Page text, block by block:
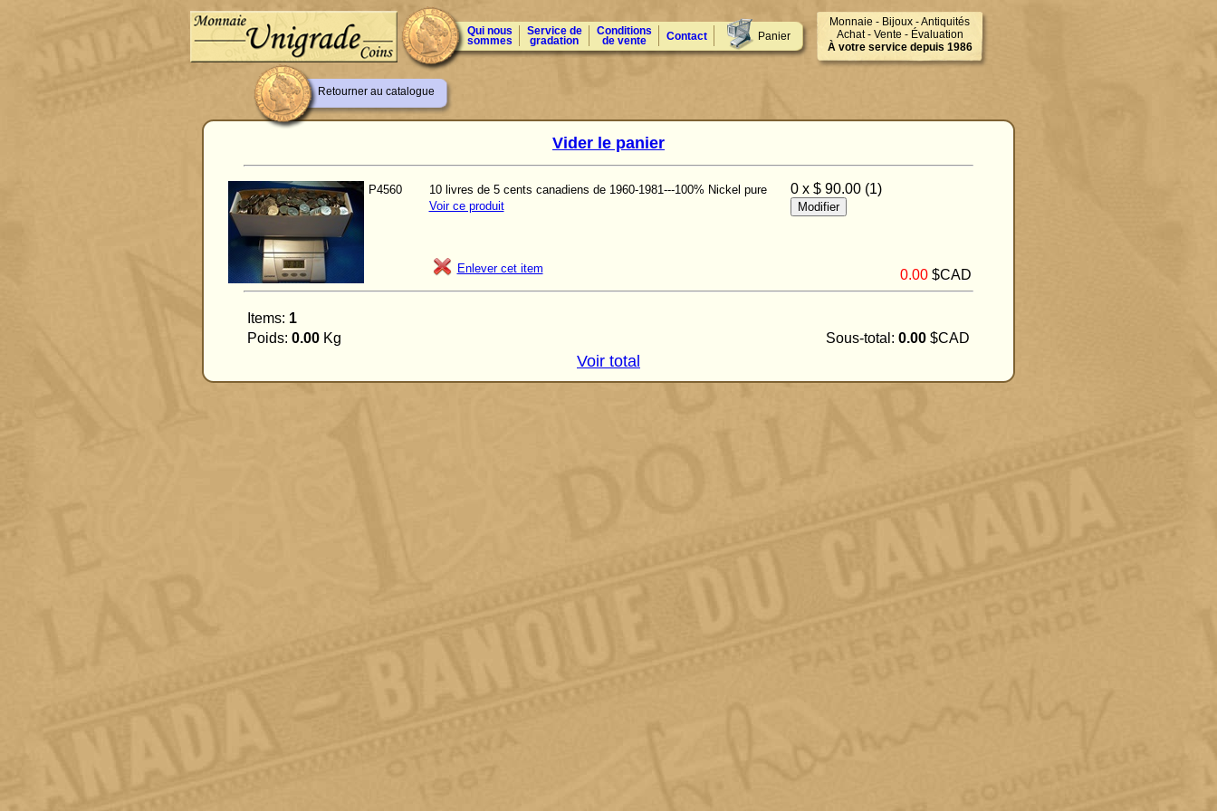
Qui nous
sommes
Service de
gradation
Conditions
de vente Contact Panier
Monnaie - Bijoux - Antiquités
Achat - Vente - Évaluation
À votre service depuis 1986
Retourner au catalogue
Vider le panier
P4560
10 livres de 5 cents canadiens de 1960-1981---100% Nickel pure
Voir ce produit
0 x $ 90.00 (1)
Enlever cet item 0.00$CAD
Items: 1
Poids: 0.00 Kg Sous-total: 0.00 $CAD
Voir total